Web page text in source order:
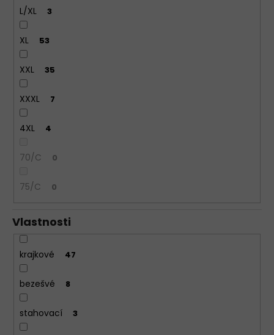
L/XL 3
XL 53
XXL 35
XXXL 7
4XL 4
70/C 0
75/C 0
Vlastnosti
krajkové 47
bezešvé 8
stahovací 3